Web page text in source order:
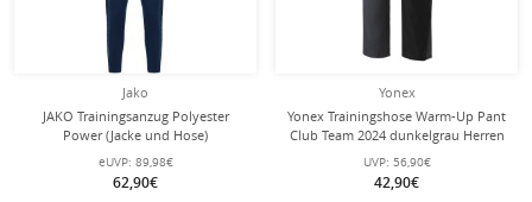
Jako
JAKO Trainingsanzug Polyester
Power (Jacke und Hose)
marineblau/skyblau Herren
eUVP: 89,98€
62,90€
Yonex
Yonex Trainingshose Warm-Up Pant
Club Team 2024 dunkelgrau Herren
UVP: 56,90€
42,90€